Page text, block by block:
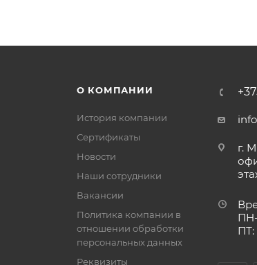
О КОМПАНИИ
История компании
Сертификаты
Новости
Наши сотрудники
Вакансии
Политика компании в
отношении обработки
персональных данных
Реквизиты
г.
ПН-
ПТ: